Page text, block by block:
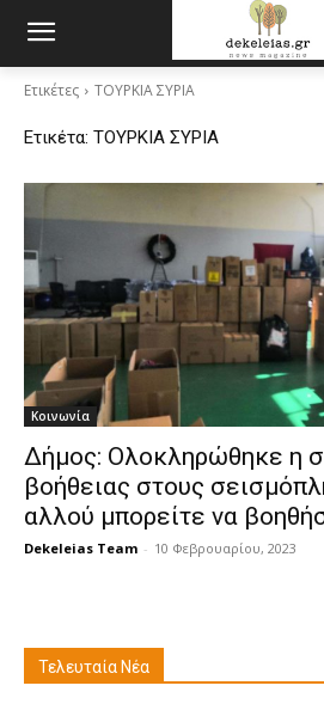
Ετικέτες ΤΟΥΡΚΙΑ ΣΥΡΙΑ
Ετικέτα: ΤΟΥΡΚΙΑ ΣΥΡΙΑ
Κοινωνία
Δήμος: Ολοκληρώθηκε η
βοήθειας στους
αλλού μπορείτε να
Dekeleias Team - 10 Φεβρουαρίου, 2023
Τελευταία Νέα